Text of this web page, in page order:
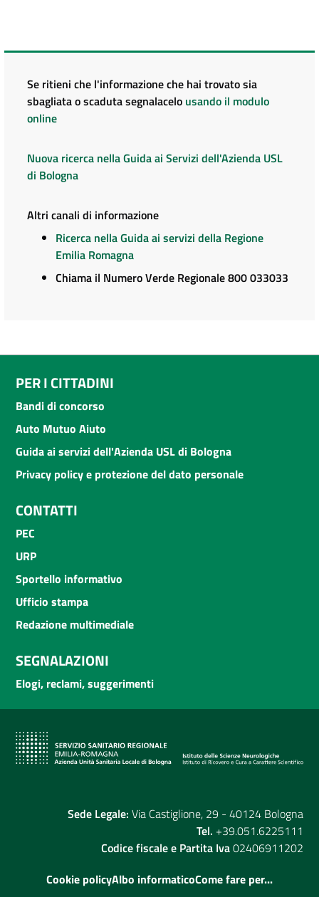
Se ritieni che l'informazione che hai trovato sia
sbagliata o scaduta segnalacelo usando il modulo
online
Nuova ricerca nella Guida ai Servizi dell'Azienda USL
di Bologna
Altri canali di informazione
Ricerca nella Guida ai servizi della Regione
Emilia Romagna
Chiama il Numero Verde Regionale 800 033033
PER I CITTADINI
Bandi di concorso
Auto Mutuo Aiuto
Guida ai servizi dell'Azienda USL di Bologna
Privacy policy e protezione del dato personale
CONTATTI
PEC
URP
Sportello informativo
Ufficio stampa
Redazione multimediale
SEGNALAZIONI
Elogi, reclami, suggerimenti
Sede Legale: Via Castiglione, 29 - 40124 Bologna
Tel. +39.051.6225111
Codice fiscale e Partita Iva02406911202
Cookie policyAlbo informaticoCome fare per...